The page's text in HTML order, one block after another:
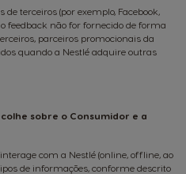
de terceiros (por exemplo, Facebook,
feedback não for fornecido de forma
parceiros promocionais da
quando a Nestlé adquire outras
sobre o Consumidor e a
com a Nestlé (online, offline, ao
de informações, conforme descrito